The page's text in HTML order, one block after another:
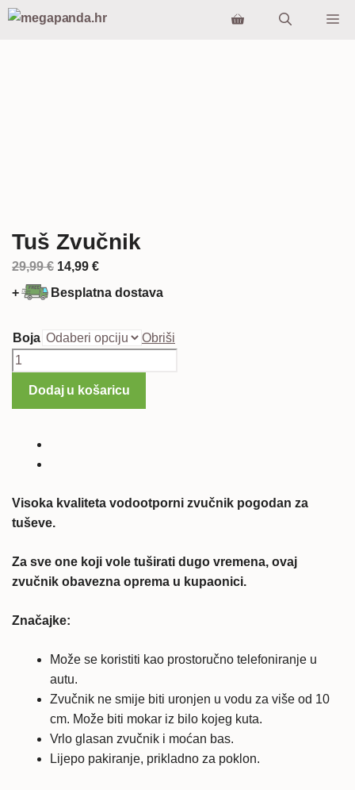
Preskoči
Tuš Zvučnik
29,99€ Izvorna
cijena
29,99 €.
14,99 €Trenutna
cijena
+ Besplatna dostava
Boja
Obriši
Tuš
količina
Dodaj u košaricu
Visoka kvaliteta vodootporni zvučnik pogodan za
tuševe.
Za sve one koji vole tuširati dugo vremena, ovaj
zvučnik obavezna oprema u kupaonici.
Značajke:
Može se koristiti kao prostoručno telefoniranje u
autu.
Zvučnik ne smije biti uronjen u vodu za više od 10
cm. Može biti mokar iz bilo kojeg kuta.
Vrlo glasan zvučnik i moćan bas.
Lijepo pakiranje, prikladno za poklon.